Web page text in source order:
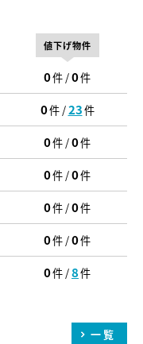
値下げ物件
0件 /0件
0件 /23件
0件 /0件
0件 /0件
0件 /0件
0件 /0件
0件 /8件
一覧